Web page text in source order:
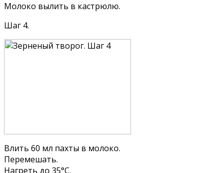
Молоко вылить в кастрюлю.
Шаг 4.
Влить 60 мл пахты в молоко.
Перемешать.
Нагреть до 35°С.